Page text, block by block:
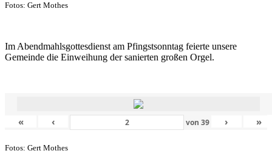
Fotos: Gert Mothes
Im Abendmahlsgottesdienst am Pfingstsonntag feierte unsere
Gemeinde die Einweihung der sanierten großen Orgel.
« ‹ von39 › »
Fotos: Gert Mothes